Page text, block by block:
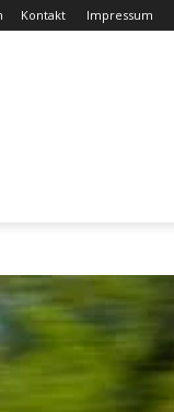
Kontakt Impressum